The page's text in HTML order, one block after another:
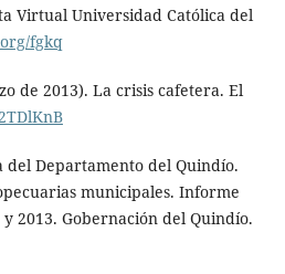
Virtual Universidad Católica del
fgkq
de 2013). La crisis cafetera. El
Departamento del Quindío.
municipales. Informe
2013. Gobernación del Quindío.